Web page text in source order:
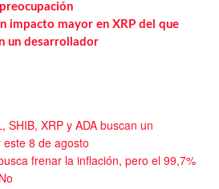
impacto mayor en XRP del que
un desarrollador
SHIB, XRP y ADA buscan un
8 de agosto
frenar la inflación, pero el 99,7%